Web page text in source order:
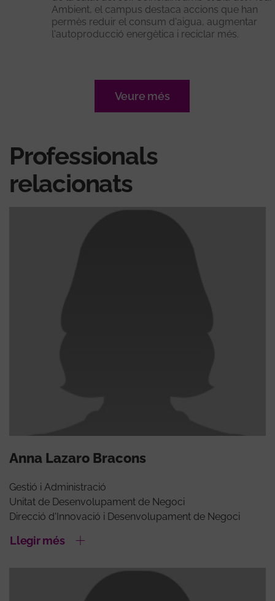
Ambient, el campus destaca accions que han
permès reduir el consum d'aigua, augmentar
l'autoproducció energètica i reciclar més.
Veure més
Professionals
relacionats
Anna Lazaro Bracons
Gestió i Administració
Unitat de Desenvolupament de Negoci
Direcció d'Innovació i Desenvolupament de Negoci
Llegir més